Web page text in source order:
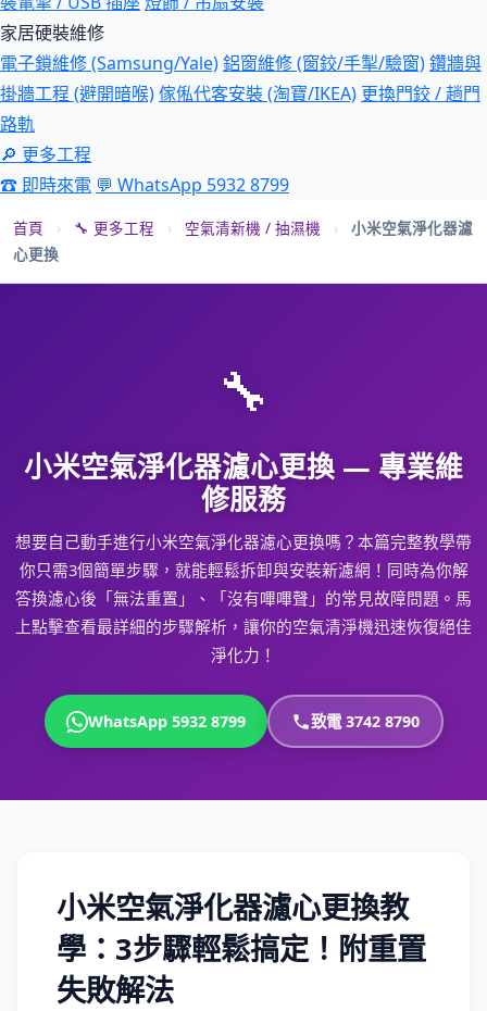
家居硬裝維修
電子鎖維修 (Samsung/Yale)鋁窗維修 (窗鉸/手掣/驗窗)鑽牆與
掛牆工程 (避開暗喉)傢俬代客安裝 (淘寶/IKEA) 更換門鉸 / 趟門
路軌
🔎 更多工程
☎ 即時來電 💬 WhatsApp 5932 8799
首頁 › 🔧 更多工程 › 空氣清新機 / 抽濕機 ›
小米空氣淨化器濾
心更換
🔧
小米空氣淨化器濾心更換 — 專業維
修服務
想要自己動手進行小米空氣淨化器濾心更換嗎？本篇完整教學帶
你只需3個簡單步驟，就能輕鬆拆卸與安裝新濾網！同時為你解
答換濾心後「無法重置」、「沒有嗶嗶聲」的常見故障問題。馬
上點擊查看最詳細的步驟解析，讓你的空氣清淨機迅速恢復絕佳
淨化力！
WhatsApp 5932 8799 致電 3742 8790
小米空氣淨化器濾心更換教
學：3步驟輕鬆搞定！附重置
失敗解法